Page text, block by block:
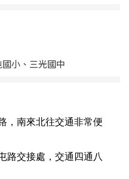
小、三光國中